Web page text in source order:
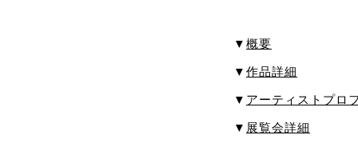
▼ 概要
▼ 作品詳細
▼ アーティストプロ
▼ 展覧会詳細